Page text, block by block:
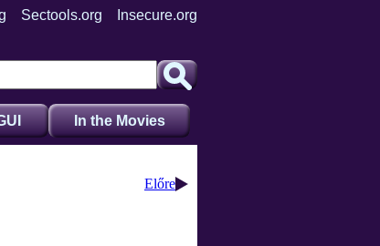
Sectools.org Insecure.org
In the Movies
Előre